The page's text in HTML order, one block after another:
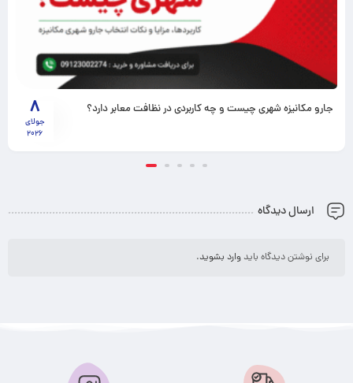
8
جولای
2026
جارو مکانیزه شهری چیست و چه کاربردی در نظافت معابر دارد؟
ارسال دیدگاه
برای نوشتن دیدگاه بایدوارد بشوید.